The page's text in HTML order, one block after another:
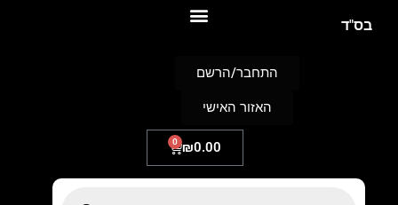
בס"ד
₪0.00
0
התחבר/הרשם
האזור האישי